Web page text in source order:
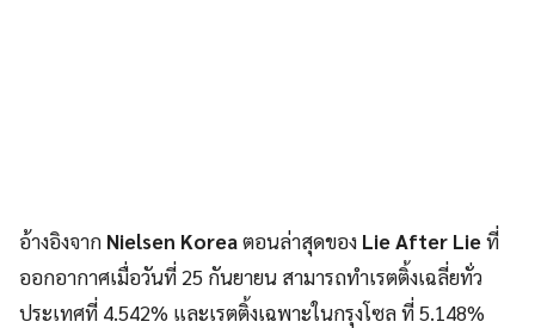
อ้างอิงจาก Nielsen Koreaตอนล่าสุดของ Lie After Lieที่
ออกอากาศเมื่อวันที่ 25 กันยายน สามารถทำเรตติ้งเฉลี่ยทั่ว
ประเทศที่ 4.542% และเรตติ้งเฉพาะในกรุงโซล ที่ 5.148%